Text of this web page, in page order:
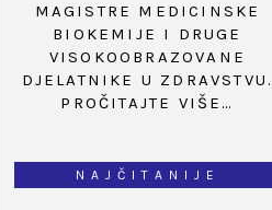
MAGISTRE MEDICINSKE
BIOKEMIJE I DRUGE
VISOKOOBRAZOVANE
DJELATNIKE U ZDRAVSTVU.
PROČITAJTE VIŠE…
NAJČITANIJE